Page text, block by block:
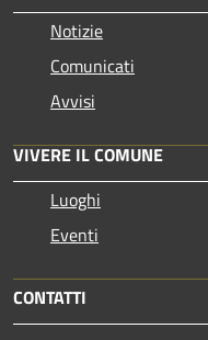
Notizie
Comunicati
Avvisi
VIVERE IL COMUNE
Luoghi
Eventi
CONTATTI